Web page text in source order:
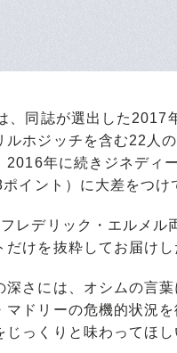
同誌が選出した2017
ホジッチを含む22人
年に続きジネディ
イント）に大差をつけ
レデリック・エルメル
けを抜粋してお届けし
さには、オシムの言葉
ドリーの危機的状況
っくりと味わってほし